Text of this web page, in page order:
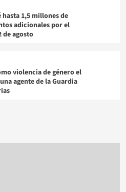
hasta 1,5 millones de
adicionales por el
de agosto
violencia de género el
agente de la Guardia